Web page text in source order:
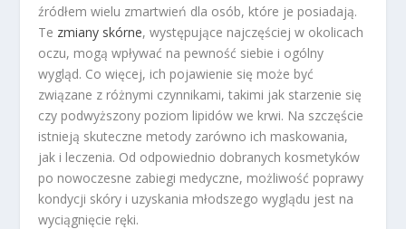
źródłem wielu zmartwień dla osób, które je posiadają.
Te zmiany skórne, występujące najczęściej w okolicach
oczu, mogą wpływać na pewność siebie i ogólny
wygląd. Co więcej, ich pojawienie się może być
związane z różnymi czynnikami, takimi jak starzenie się
czy podwyższony poziom lipidów we krwi. Na szczęście
istnieją skuteczne metody zarówno ich maskowania,
jak i leczenia. Od odpowiednio dobranych kosmetyków
po nowoczesne zabiegi medyczne, możliwość poprawy
kondycji skóry i uzyskania młodszego wyglądu jest na
wyciągnięcie ręki.